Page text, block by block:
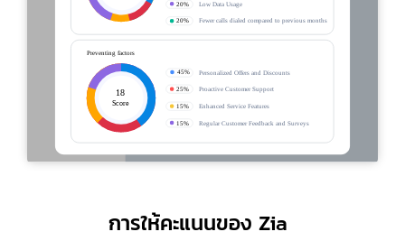
การให้คะแนนของ Zia